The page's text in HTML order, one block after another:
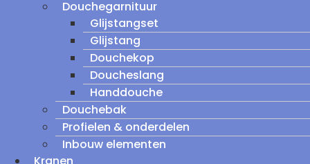
Douchegarnituur
Glijstangset
Glijstang
Douchekop
Doucheslang
Handdouche
Douchebak
Profielen & onderdelen
Inbouw elementen
Kranen